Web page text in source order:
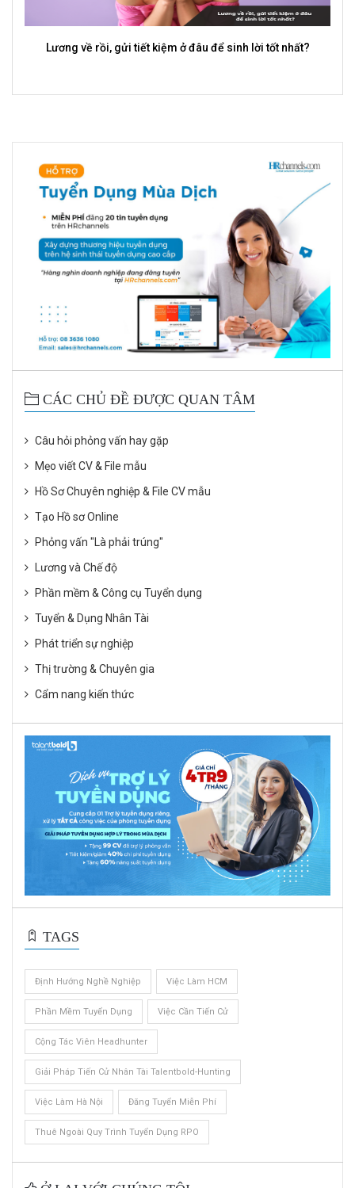
Lương về rồi, gửi tiết kiệm ở đâu để sinh lời tốt nhất?
CÁC CHỦ ĐỀ ĐƯỢC QUAN TÂM
Câu hỏi phỏng vấn hay gặp
Mẹo viết CV & File mẫu
Hồ Sơ Chuyên nghiệp & File CV mẫu
Tạo Hồ sơ Online
Phỏng vấn "Là phải trúng"
Lương và Chế độ
Phần mềm & Công cụ Tuyển dụng
Tuyển & Dụng Nhân Tài
Phát triển sự nghiệp
Thị trường & Chuyên gia
Cẩm nang kiến thức
TAGS
Định Hướng Nghề Nghiệp Việc Làm HCM
Phần Mềm Tuyển Dụng Việc Cần Tiến Cử
Cộng Tác Viên Headhunter
Giải Pháp Tiến Cử Nhân Tài Talentbold-Hunting
Việc Làm Hà Nội Đăng Tuyển Miễn Phí
Thuê Ngoài Quy Trình Tuyển Dụng RPO